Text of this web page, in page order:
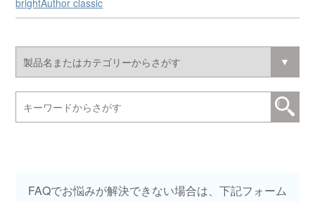
FAQでお悩みが解決できない場合は、下記フォーム